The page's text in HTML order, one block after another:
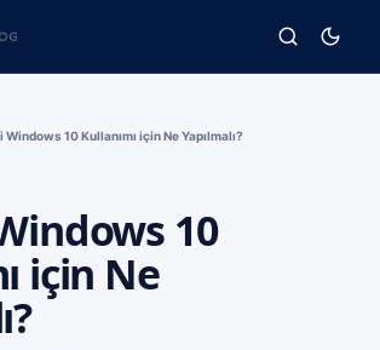
Windows 10 Kullanımı için Ne Yapılmalı?
10
için Ne